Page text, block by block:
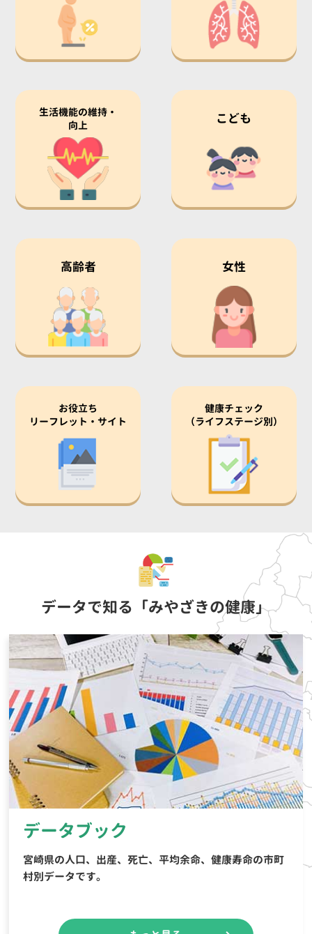
生活機能の維持・
向上
こども
高齢者 女性
お役立ち
リーフレット・サイト
健康チェック
（ライフステージ別）
データで知る「みやざきの健康」
データブック
宮崎県の人口、出産、死亡、平均余命、健康寿命の市町
村別データです。